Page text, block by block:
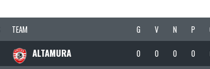
TEAM G V N P
ALTAMURA 0 0 0 0